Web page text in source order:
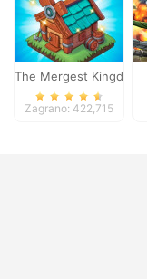
The Mergest Kingdom
Zagrano: 422,715